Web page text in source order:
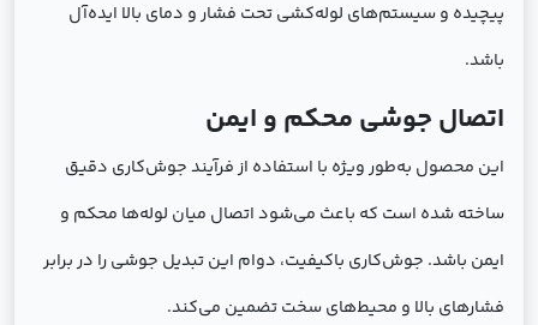
پیچیده و سیستم‌های لوله‌کشی تحت فشار و دمای بالا ایده‌آل
باشد.
اتصال جوشی محکم و ایمن
این محصول به‌طور ویژه با استفاده از فرآیند جوش‌کاری دقیق
ساخته شده است که باعث می‌شود اتصال میان لوله‌ها محکم و
ایمن باشد. جوش‌کاری باکیفیت، دوام این تبدیل جوشی را در برابر
فشارهای بالا و محیط‌های سخت تضمین می‌کند.